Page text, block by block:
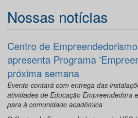
Nossas notícias
Centro de
apresenta Programa
próxima semana
Evento contará com entrega das
atividades de Educação Empreendedora
para à comunidade acadêmica